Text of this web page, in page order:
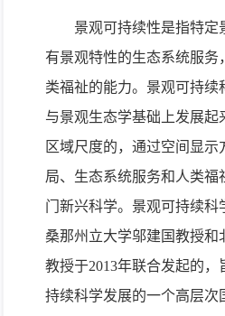
景观可持续性是指特定
有景观特性的生态系统服务
类福祉的能力。景观可持续
与景观生态学基础上发展起
区域尺度的，通过空间显示
局、生态系统服务和人类福
门新兴科学。景观可持续科
桑那州立大学邬建国教授和
教授于2013年联合发起的，
持续科学发展的一个高层次